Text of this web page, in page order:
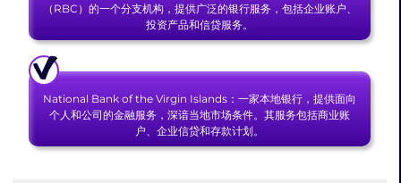
（RBC）的一个分支机构，提供广泛的银行服务，包括企业账户、
投资产品和信贷服务。
National Bank of the Virgin Islands：一家本地银行，提供面向
个人和公司的金融服务，深谙当地市场条件。其服务包括商业账
户、企业信贷和存款计划。